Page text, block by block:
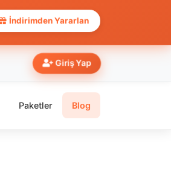
İndirimden Yararlan
Giriş Yap
Paketler Blog